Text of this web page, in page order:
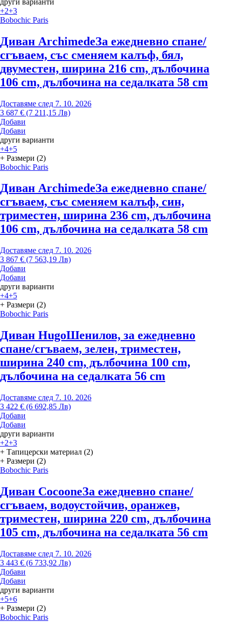
+2+3
Bobochic Paris
Диван ArchimedeЗа ежедневно спане/
сгъваем, със сменяем калъф, бял,
двуместен, ширина 216 cm, дълбочина
106 cm, дълбочина на седалката 58 cm
Доставяме след 7. 10. 2026
3 687 € (7 211,15 Лв)
Добави
Добави
други варианти
+4+5
+ Размери (2)
Bobochic Paris
Диван ArchimedeЗа ежедневно спане/
сгъваем, със сменяем калъф, син,
триместен, ширина 236 cm, дълбочина
106 cm, дълбочина на седалката 58 cm
Доставяме след 7. 10. 2026
3 867 € (7 563,19 Лв)
Добави
Добави
други варианти
+4+5
+ Размери (2)
Bobochic Paris
Диван HugoШенилов, за ежедневно
спане/сгъваем, зелен, триместен,
ширина 240 cm, дълбочина 100 cm,
дълбочина на седалката 56 cm
Доставяме след 7. 10. 2026
3 422 € (6 692,85 Лв)
Добави
Добави
други варианти
+2+3
+ Тапицерски материал (2)
+ Размери (2)
Bobochic Paris
Диван CocooneЗа ежедневно спане/
сгъваем, водоустойчив, оранжев,
триместен, ширина 220 cm, дълбочина
105 cm, дълбочина на седалката 56 cm
Доставяме след 7. 10. 2026
3 443 € (6 733,92 Лв)
Добави
Добави
други варианти
+5+6
+ Размери (2)
Bobochic Paris